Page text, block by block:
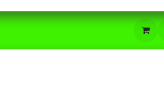
INFORMATIONS